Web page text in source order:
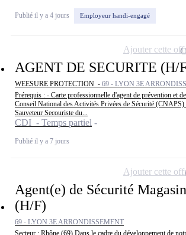
Publié il y a 4 jours Employeur handi-engagé
AGENT DE SECURITE (H/
WEESURE PROTECTION - 69 - LYON 3E
Prérequis : - Carte professionnelle d'agent de prévention et
Conseil National des Activités Privées de Sécurité
Sauveteur Secouriste du...
CDI - Temps partiel
Publié il y a 7 jours
Ajouter cette
Agent(e) de Sécurité Magasin
(H/F)
69 - LYON 3E ARRONDISSEMENT
Secteur : Rhône (69) Dans le cadre du développement de
Ajouter cette